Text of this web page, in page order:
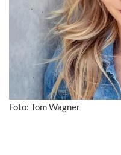
Foto: Tom Wagner